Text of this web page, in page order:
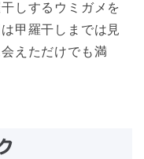
しするウミガメを
甲羅干しまでは見
えただけでも満